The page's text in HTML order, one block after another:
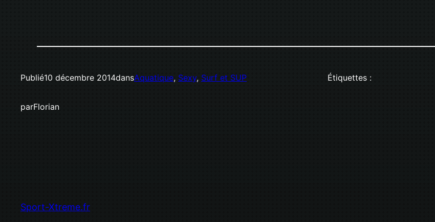
Publié10 décembre 2014dansAquatique, Sexy, Surf et SUP
parFlorian
Étiquettes :
Sport-Xtreme.fr